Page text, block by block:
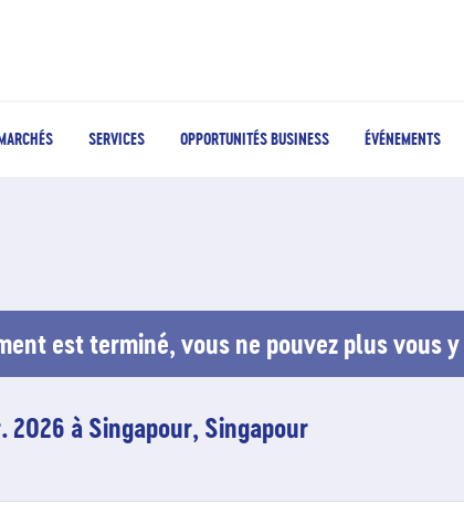
SERVICES OPPORTUNITÉS BUSINESS ÉVÉNEMENTS
est terminé, vous ne pouvez plus vous
2026 à Singapour, Singapour